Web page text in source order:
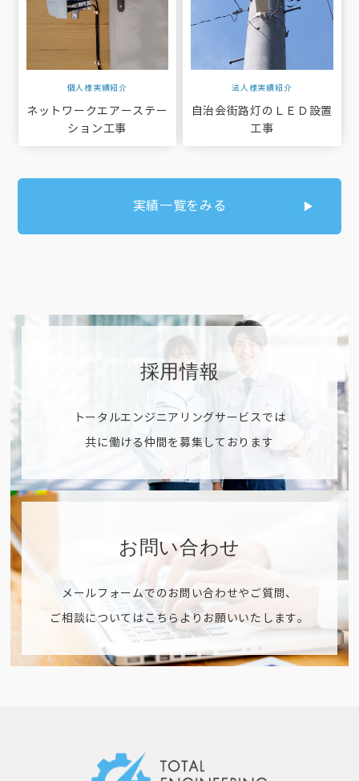
個人様実績紹介
ネットワークエアーステー
ション工事
法人様実績紹介
自治会街路灯のＬＥＤ設置
工事
実績一覧をみる
採用情報
トータルエンジニアリングサービスでは
共に働ける仲間を募集しております
お問い合わせ
メールフォームでのお問い合わせやご質問、
ご相談についてはこちらよりお願いいたします。